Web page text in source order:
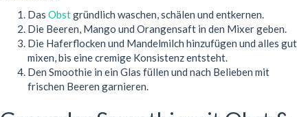
Das Obstgründlich waschen, schälen und entkernen.
Die Beeren, Mango und Orangensaft in den Mixer geben.
Die Haferflocken und Mandelmilch hinzufügen und alles gut
mixen, bis eine cremige Konsistenz entsteht.
Den Smoothie in ein Glas füllen und nach Belieben mit
frischen Beeren garnieren.